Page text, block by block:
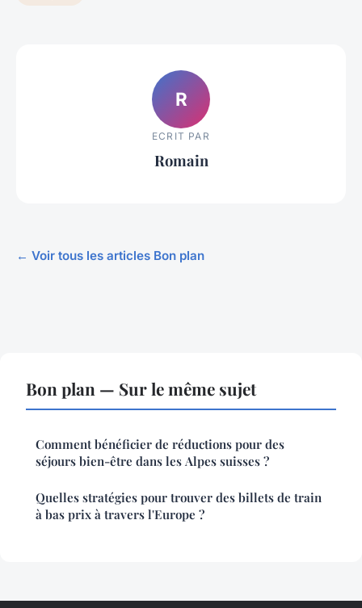
R
ECRIT PAR
Romain
← Voir tous les articles Bon plan
Bon plan — Sur le même sujet
Comment bénéficier de réductions pour des
séjours bien-être dans les Alpes suisses ?
Quelles stratégies pour trouver des billets de train
à bas prix à travers l'Europe ?